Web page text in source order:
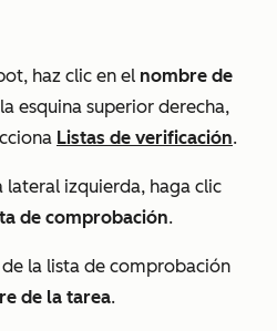
haz clic en el nombre de
esquina superior derecha,
Listas de verificación.
lateral izquierda, haga clic
de comprobación.
de la lista de comprobación
de la tarea.